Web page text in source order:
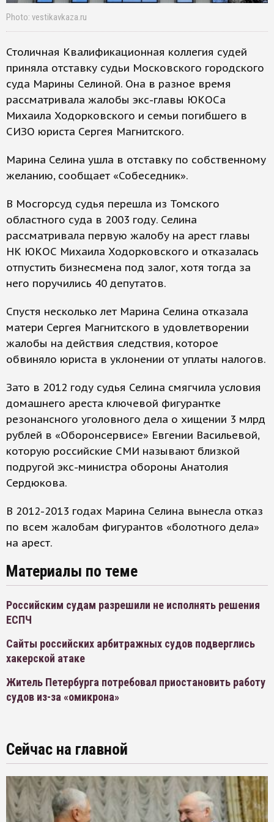
Photo: vestikavkaza.ru
Столичная Квалификационная коллегия судей
приняла отставку судьи Московского городского
суда Марины Селиной. Она в разное время
рассматривала жалобы экс-главы ЮКОСа
Михаила Ходорковского и семьи погибшего в
СИЗО юриста Сергея Магнитского.
Марина Селина ушла в отставку по собственному
желанию, сообщает «Собеседник».
В Мосгорсуд судья перешла из Томского
областного суда в 2003 году. Селина
рассматривала первую жалобу на арест главы
НК ЮКОС Михаила Ходорковского и отказалась
отпустить бизнесмена под залог, хотя тогда за
него поручились 40 депутатов.
Спустя несколько лет Марина Селина отказала
матери Сергея Магнитского в удовлетворении
жалобы на действия следствия, которое
обвиняло юриста в уклонении от уплаты налогов.
Зато в 2012 году судья Селина смягчила условия
домашнего ареста ключевой фигурантке
резонансного уголовного дела о хищении 3 млрд
рублей в «Оборонсервисе» Евгении Васильевой,
которую российские СМИ называют близкой
подругой экс-министра обороны Анатолия
Сердюкова.
В 2012-2013 годах Марина Селина вынесла отказ
по всем жалобам фигурантов «болотного дела»
на арест.
Материалы по теме
Российским судам разрешили не исполнять решения
ЕСПЧ
Сайты российских арбитражных судов подверглись
хакерской атаке
Житель Петербурга потребовал приостановить работу
судов из-за «омикрона»
Сейчас на главной